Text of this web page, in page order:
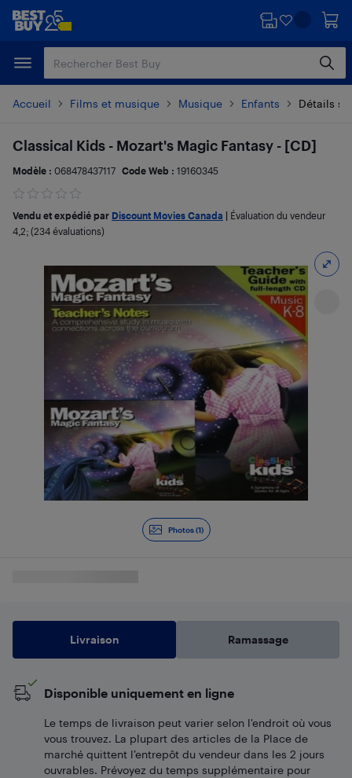
Passer
principal
Passer
Accueil Films et musique Musique Enfants Détails
Photos (1)
Classical Kids - Mozart's Magic Fantasy - [CD]
Modèle : 068478437117 Code Web : 19160345
Vendu et expédié par Discount Movies Canada
Évaluation du vendeur
4,2; (234 évaluations)
Livraison Ramassage
Disponible uniquement en ligne
Le temps de livraison peut varier selon l'endroit où vous
vous trouvez. La plupart des articles de la Place de
marché quittent l’entrepôt du vendeur dans les 2 jours
ouvrables. Prévoyez du temps supplémentaire pour